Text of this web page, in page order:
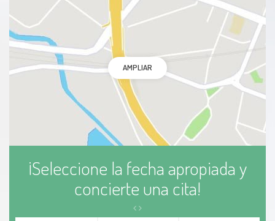
Miomas
Oligomenorrea
Placenta previa
Preeclampsia
Prolapso uterino
Prolapso Vaginal
Restricción del Crecimiento Intrauterio (RCIU)
AMPLIAR
¡Seleccione la fecha apropiada y
concierte una cita!